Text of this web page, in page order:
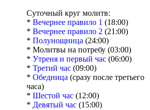
Суточный круг молитв:
* Вечернее правило 1 (18:00)
* Вечернее правило 2 (21:00)
* Полунощница (24:00)
* Молитвы на потребу (03:00)
* Утреня и первый час (06:00)
* Третий час (09:00)
* Обедница (сразу после третьего
часа)
* Шестой час (12:00)
* Девятый час (15:00)